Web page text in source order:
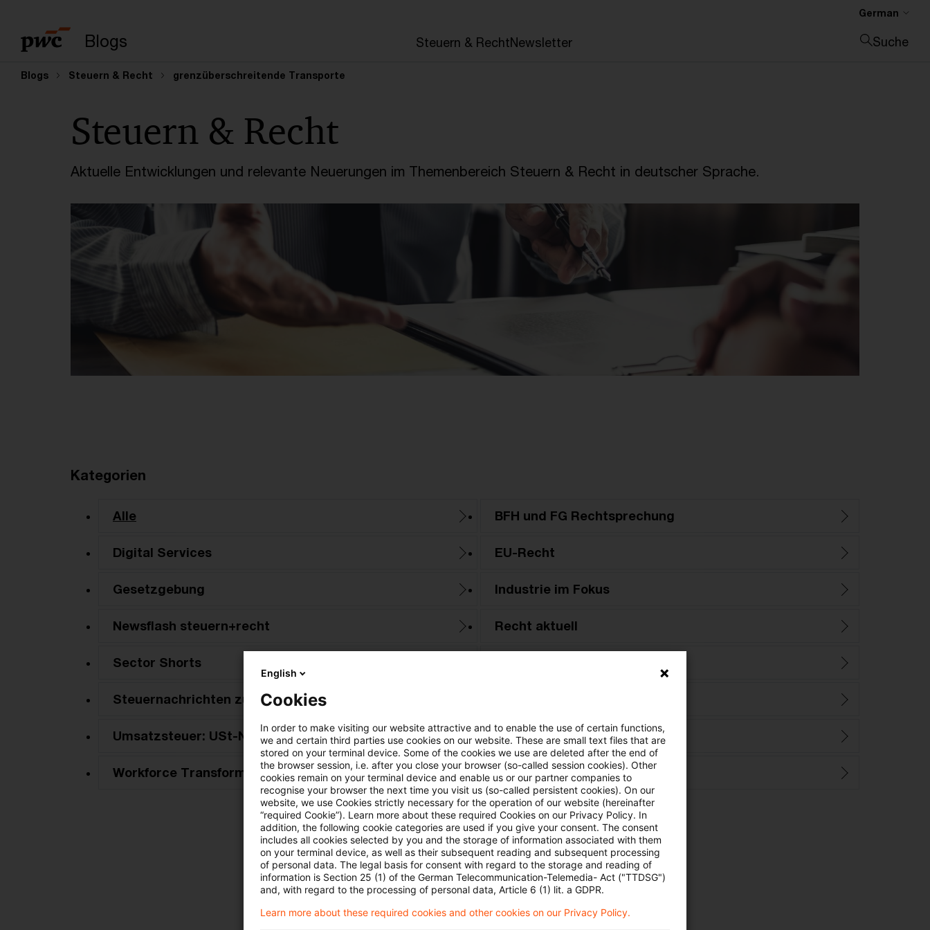
Blogs Steuern & RechtNewsletter
German
Suche
Blogs Steuern & Recht grenzüberschreitende Transporte
Steuern & Recht
Aktuelle Entwicklungen und relevante Neuerungen im Themenbereich Steuern & Recht in deutscher Sprache.
Kategorien
Alle BFH und FG Rechtsprechung
Digital Services EU-Recht
Gesetzgebung Industrie im Fokus
Newsflash steuern+recht Recht aktuell
Sector Shorts
Steuernachrichten zum Hören
Umsatzsteuer: USt-News + USt-Aktuell Verwaltungsanweisungen
Workforce Transformation News Zollrecht aktuell
English
Cookies
In order to make visiting our website attractive and to enable the use of certain functions,
we and certain third parties use cookies on our website. These are small text files that are
stored on your terminal device. Some of the cookies we use are deleted after the end of
the browser session, i.e. after you close your browser (so-called session cookies). Other
cookies remain on your terminal device and enable us or our partner companies to
recognise your browser the next time you visit us (so-called persistent cookies). On our
website, we use Cookies strictly necessary for the operation of our website (hereinafter
“required Cookie”). Learn more about these required Cookies on our Privacy Policy. In
addition, the following cookie categories are used if you give your consent. The consent
includes all cookies selected by you and the storage of information associated with them
on your terminal device, as well as their subsequent reading and subsequent processing
of personal data. The legal basis for consent with regard to the storage and reading of
information is Section 25 (1) of the German Telecommunication-Telemedia- Act ("TTDSG")
and, with regard to the processing of personal data, Article 6 (1) lit. a GDPR.
Learn more about these required cookies and other cookies on our Privacy Policy.